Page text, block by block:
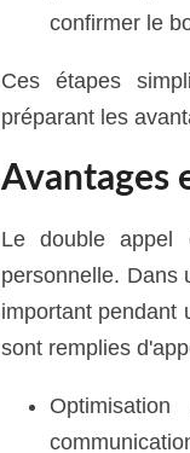
confirmer le
Ces étapes
préparant les
Avantages
Le double appel
personnelle. Dans
important pendant
sont remplies